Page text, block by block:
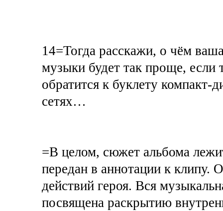
14=Тогда расскажи, о чём
музыки будет так проще, если
обратится к буклету компакт-
сетях…
=В целом, сюжет альбома
передан в аннотации к клипу.
действий героя. Вся
посвящена раскрытию